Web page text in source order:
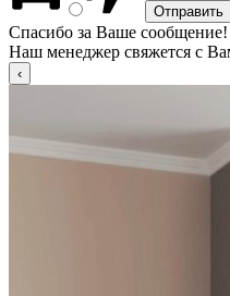
Спасибо за Ваше сообщение!
Наш менеджер свяжется с